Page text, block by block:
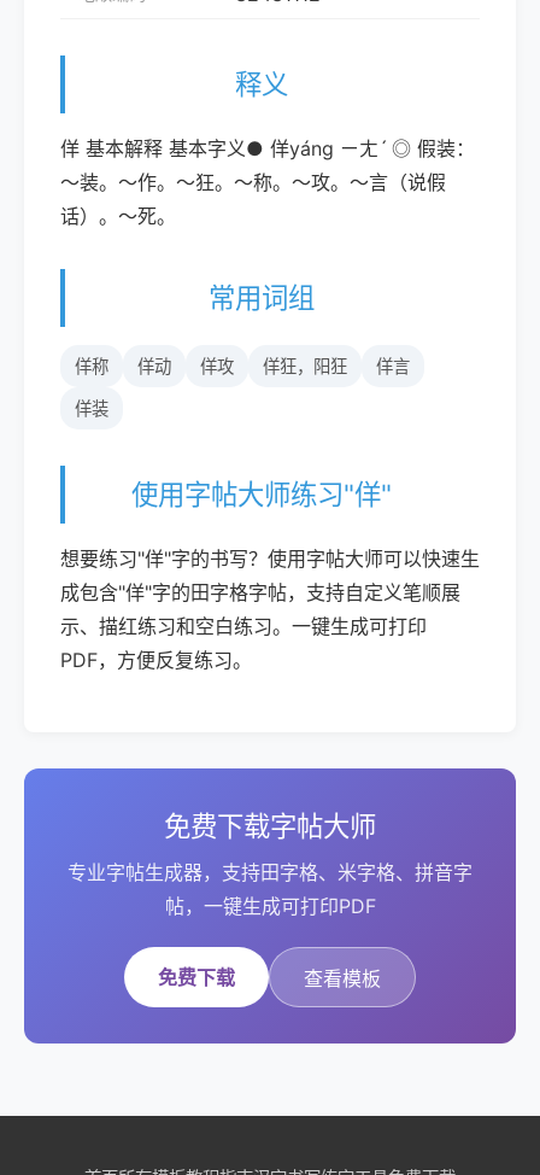
释义
佯 基本解释 基本字义● 佯yáng ㄧㄤˊ ◎ 假装：
～装。～作。～狂。～称。～攻。～言（说假
话）。～死。
常用词组
佯称 佯动 佯攻 佯狂，阳狂 佯言
佯装
使用字帖大师练习"佯"
想要练习"佯"字的书写？使用字帖大师可以快速生
成包含"佯"字的田字格字帖，支持自定义笔顺展
示、描红练习和空白练习。一键生成可打印
PDF，方便反复练习。
免费下载字帖大师
专业字帖生成器，支持田字格、米字格、拼音字
帖，一键生成可打印PDF
免费下载 查看模板